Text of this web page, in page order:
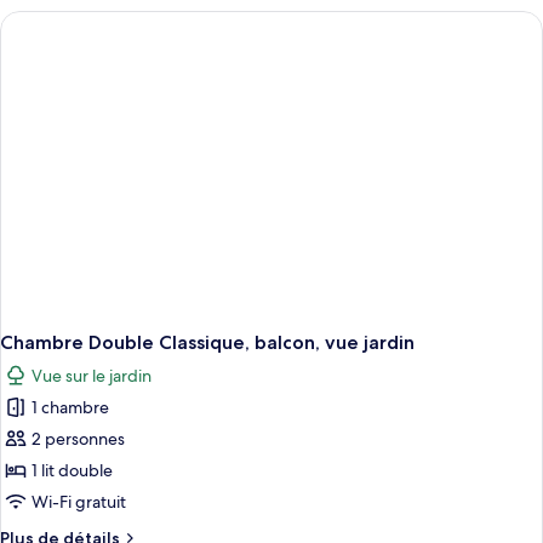
balcon,
type
de
Chambre Double Classique, balcon, vue jardin
Vue sur le jardin
1 chambre
2 personnes
1 lit double
Wi-Fi gratuit
Plus de détails
Plus